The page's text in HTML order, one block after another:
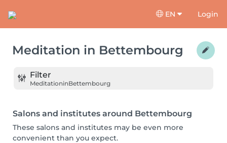
EN Login
Meditation in Bettembourg
Filter
MeditationinBettembourg
Salons and institutes around Bettembourg
These salons and institutes may be even more
convenient than you expect.